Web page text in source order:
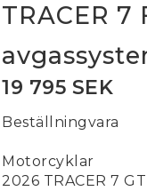
TRACER
19 795 SEK
Beställningvara
Motorcyklar
2026 TRACER 7